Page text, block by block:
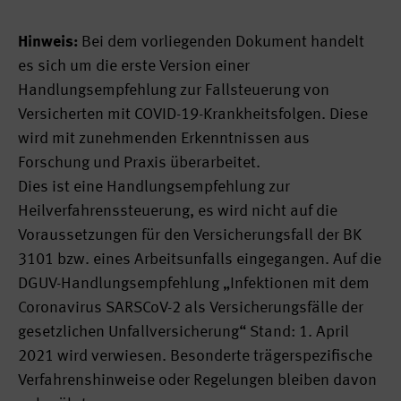
Hinweis: Bei dem vorliegenden Dokument handelt
es sich um die erste Version einer
Handlungsempfehlung zur Fallsteuerung von
Versicherten mit COVID-19-Krankheitsfolgen. Diese
wird mit zunehmenden Erkenntnissen aus
Forschung und Praxis überarbeitet.
Dies ist eine Handlungsempfehlung zur
Heilverfahrenssteuerung, es wird nicht auf die
Voraussetzungen für den Versicherungsfall der BK
3101 bzw. eines Arbeitsunfalls eingegangen. Auf die
DGUV-Handlungsempfehlung „Infektionen mit dem
Coronavirus SARSCoV-2 als Versicherungsfälle der
gesetzlichen Unfallversicherung“ Stand: 1. April
2021 wird verwiesen. Besonderte trägerspezifische
Verfahrenshinweise oder Regelungen bleiben davon